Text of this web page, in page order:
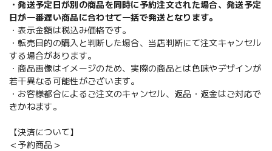
・発送予定日が別の商品を同時に予約注文された場合、発送予定
日が一番遅い商品に合わせて一括で発送となります。
・表示金額は税込み価格です。
・転売目的の購入と判断した場合、当店判断にて注文キャンセル
する場合があります。
・商品画像はイメージのため、実際の商品とは色味やデザインが
若干異なる可能性がございます。
・お客様都合によるご注文のキャンセル、返品・返金はご対応で
きかねます。
【決済について】
＜予約商品＞